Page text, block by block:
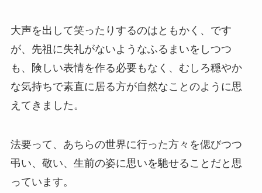
大声を出して笑ったりするのはともかく、です
が、先祖に失礼がないようなふるまいをしつつ
も、険しい表情を作る必要もなく、むしろ穏やか
な気持ちで素直に居る方が自然なことのように思
えてきました。
法要って、あちらの世界に行った方々を偲びつつ
弔い、敬い、生前の姿に思いを馳せることだと思
っています。